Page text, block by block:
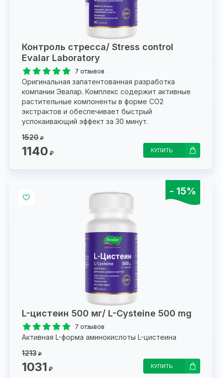
Контроль стресса/ Stress control
Evalar Laboratory
7 отзывов
Оригинальная запатентованная разработка
компании Эвалар. Комплекс содержит активные
растительные компоненты в форме CO2
экстрактов и обеспечивает быстрый
успокаивающий эффект за 30 минут.
1520 ₽
1140 ₽ КУПИТЬ
- 15%
L-цистеин 500 мг/ L-Cysteine 500 mg
7 отзывов
Активная L-форма аминокислоты L-цистеина
1213 ₽
1031 ₽ КУПИТЬ